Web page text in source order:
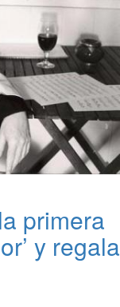
primera
y regala